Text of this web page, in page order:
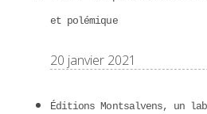
et polémique
20 janvier 2021
Éditions Montsalvens, un